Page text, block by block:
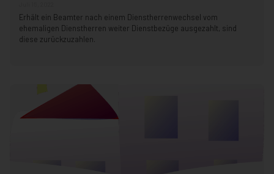
Erhält ein Beamter nach einem Dienstherrenwechsel vom
ehemaligen Dienstherren weiter Dienstbezüge ausgezahlt, sind
diese zurückzuzahlen.